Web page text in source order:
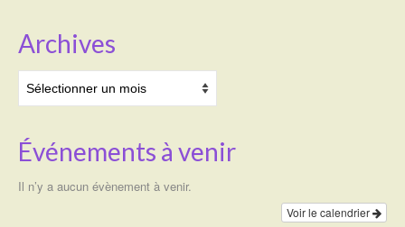
Archives
Événements à venir
Il n’y a aucun évènement à venir.
Voir le calendrier